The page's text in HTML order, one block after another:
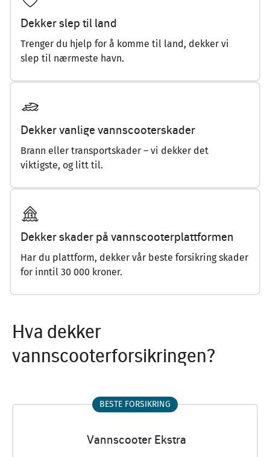
Dekker slep til land
Trenger du hjelp for å komme til land, dekker vi
slep til nærmeste havn.
Dekker vanlige vannscooterskader
Brann eller transportskader – vi dekker det
viktigste, og litt til.
Dekker skader på vannscooterplattformen
Har du plattform, dekker vår beste forsikring skader
for inntil 30 000 kroner.
Hva dekker
vannscooterforsikringen?
BESTE FORSIKRING
Vannscooter Ekstra